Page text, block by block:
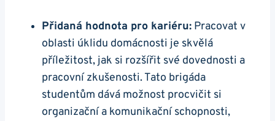
Přidaná hodnota pro kariéru: Pracovat v
oblasti úklidu domácnosti je skvělá
příležitost, jak si rozšířit své dovednosti a
pracovní zkušenosti. Tato brigáda
studentům dává možnost procvičit si
organizační a komunikační schopnosti,